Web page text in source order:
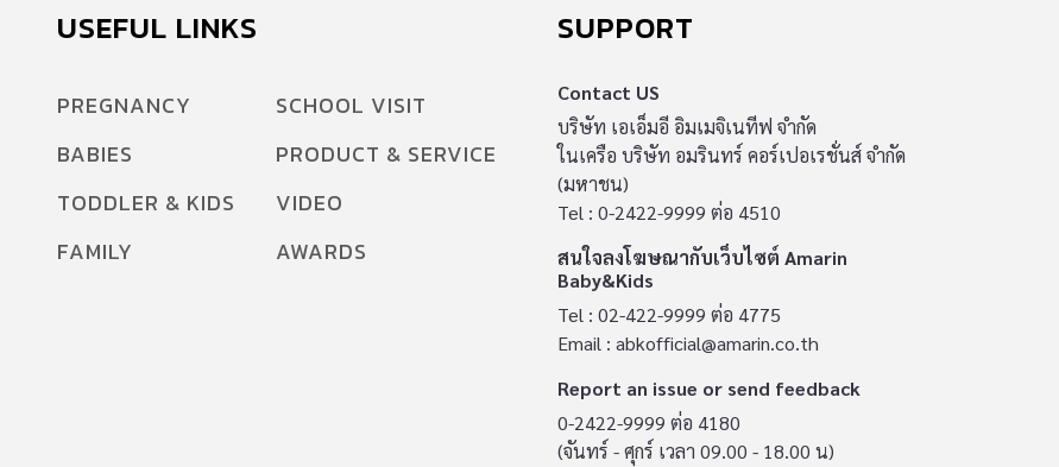
โถส้วมได้หรือไม่ เสียงจากนักจับงู “ยิ่งเมืองขยาย
ประสบการณ์การจับงูในเมืองมากว่า 10 ปี ระบุว่า
ปัจจุบันงูเพิ่มจำนวนให้จับถี่ขึ้นกว่าอดีต เนื่องจากที่
อยู่ของคนเพิ่มจำนวนขึ้นเรื่อยๆ และเข้าไปรุกล้ำที่
พอบ้านคนมีหนู งูก็ชอบมาซุกอยู่ตามซอกบ้าน มา
USEFUL LINKS
PREGNANCY
BABIES
TODDLER & KIDS
FAMILY
SCHOOL VISIT
PRODUCT & SERVICE
VIDEO
AWARDS
SUPPORT
Contact US
บริษัท เอเอ็มอี อิมเมจิเนทีฟ จำกัด
ในเครือ บริษัท อมรินทร์ คอร์เปอเรชั่นส์ จำกัด
(มหาชน)
Tel : 0-2422-9999 ต่อ 4510
สนใจลงโฆษณากับเว็บไซต์ Amarin
Baby&Kids
Tel : 02-422-9999 ต่อ 4775
Email : abkofficial@amarin.co.th
Report an issue or send feedback
0-2422-9999 ต่อ 4180
(จันทร์ - ศุกร์ เวลา 09.00 - 18.00 น)